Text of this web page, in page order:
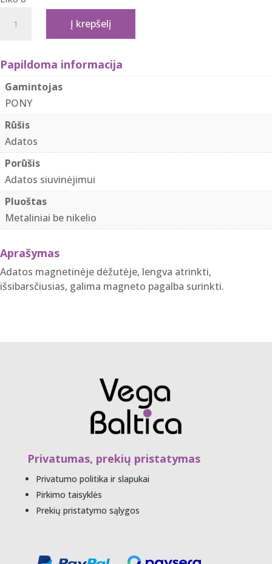
kiekis:
04411
Adatos
"Crewels'
siuvinėjimui
magnetiniame
dėkle
nr.
3-
9/16vnt.
Į krepšelį
Papildoma informacija
Gamintojas
PONY
Rūšis
Adatos
Porūšis
Adatos siuvinėjimui
Pluoštas
Metaliniai be nikelio
Aprašymas
Adatos magnetinėje dėžutėje, lengva atrinkti,
išsibarsčiusias, galima magneto pagalba surinkti.
Privatumas, prekių pristatymas
Privatumo politika ir slapukai
Pirkimo taisyklės
Prekių pristatymo sąlygos